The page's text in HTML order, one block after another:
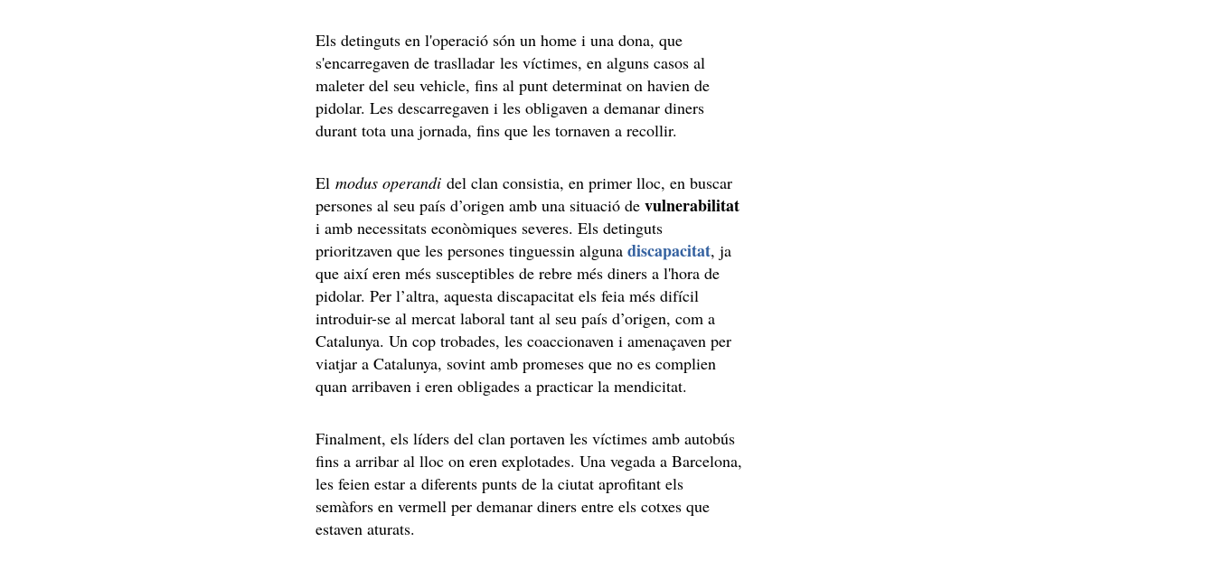
Els detinguts en l'operació són un home i una dona, que
s'encarregaven de traslladar les víctimes, en alguns casos al
maleter del seu vehicle, fins al punt determinat on havien de
pidolar. Les descarregaven i les obligaven a demanar diners
durant tota una jornada, fins que les tornaven a recollir.
Elmodus operandi del clan consistia, en primer lloc, en buscar
persones al seu país d’origen amb una situació devulnerabilitat
i amb necessitats econòmiques severes. Els detinguts
prioritzaven que les persones tinguessin algunadiscapacitat, ja
que així eren més susceptibles de rebre més diners a l'hora de
pidolar. Per l’altra, aquesta discapacitat els feia més difícil
introduir-se al mercat laboral tant al seu país d’origen, com a
Catalunya. Un cop trobades, les coaccionaven i amenaçaven per
viatjar a Catalunya, sovint amb promeses que no es complien
quan arribaven i eren obligades a practicar la mendicitat.
Finalment, els líders del clan portaven les víctimes amb autobús
fins a arribar al lloc on eren explotades. Una vegada a Barcelona,
les feien estar a diferents punts de la ciutat aprofitant els
semàfors en vermell per demanar diners entre els cotxes que
estaven aturats.